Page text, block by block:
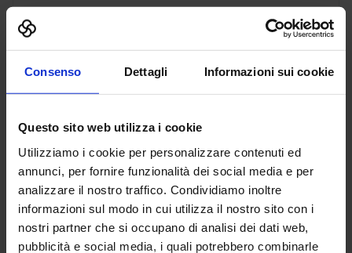
Consenso Dettagli Informazioni sui cookie
Questo sito web utilizza i cookie
Utilizziamo i cookie per personalizzare contenuti ed
annunci, per fornire funzionalità dei social media e per
analizzare il nostro traffico. Condividiamo inoltre
informazioni sul modo in cui utilizza il nostro sito con i
nostri partner che si occupano di analisi dei dati web,
pubblicità e social media, i quali potrebbero combinarle
D64
Aggiungi ai preferiti
Vai alla scheda
AD Consulting S.p.A
SUBFORNITURA MECCANICA
Guidiamo le aziende nel processo di trasformazione